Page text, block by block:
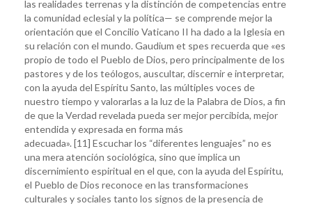
las realidades terrenas y la distinción de competencias entre
la comunidad eclesial y la política— se comprende mejor la
orientación que el Concilio Vaticano II ha dado a la Iglesia en
su relación con el mundo. Gaudium et spes recuerda que «es
propio de todo el Pueblo de Dios, pero principalmente de los
pastores y de los teólogos, auscultar, discernir e interpretar,
con la ayuda del Espíritu Santo, las múltiples voces de
nuestro tiempo y valorarlas a la luz de la Palabra de Dios, a fin
de que la Verdad revelada pueda ser mejor percibida, mejor
entendida y expresada en forma más
adecuada». [11] Escuchar los “diferentes lenguajes” no es
una mera atención sociológica, sino que implica un
discernimiento espiritual en el que, con la ayuda del Espíritu,
el Pueblo de Dios reconoce en las transformaciones
culturales y sociales tanto los signos de la presencia de